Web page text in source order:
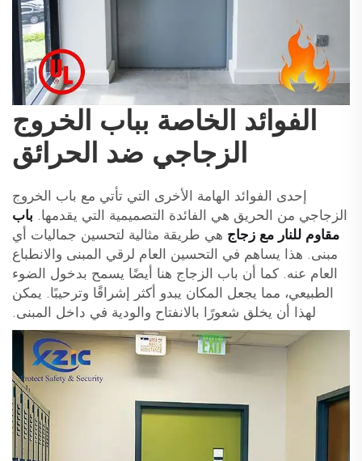
الفوائد الخاصة بباب الخروج
الزجاجي ضد الحرائق
إحدى الفوائد الهامة الأخرى التي تأتي مع باب الخروج
الزجاجي من الحريق هي الفائدة التصميمية التي يقدمها. باب
مقاوم للنار مع زجاج هي طريقة مثالية لتحسين جماليات أي
مبنى. هذا يساهم في التحسين العام لرقي المبنى والانطباع
العام عنه. كما أن باب الزجاج هنا أيضًا يسمح بدخول الضوء
الطبيعي، مما يجعل المكان يبدو أكثر إشراقًا وترحيبًا. يمكن
لهذا أن يخلق شعورًا بالانفتاح والودية في داخل المبنى.